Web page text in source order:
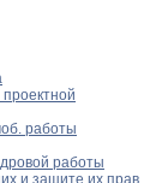
работы
работы
и защите их прав